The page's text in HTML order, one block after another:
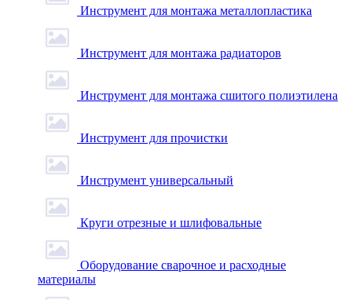
Инструмент для монтажа металлопластика
Инструмент для монтажа радиаторов
Инструмент для монтажа сшитого полиэтилена
Инструмент для прочистки
Инструмент универсальный
Круги отрезные и шлифовальные
Оборудование сварочное и расходные
материалы